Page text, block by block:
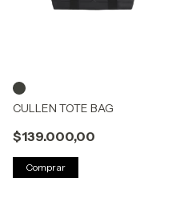
CULLEN TOTE BAG
$139.000,00
Comprar